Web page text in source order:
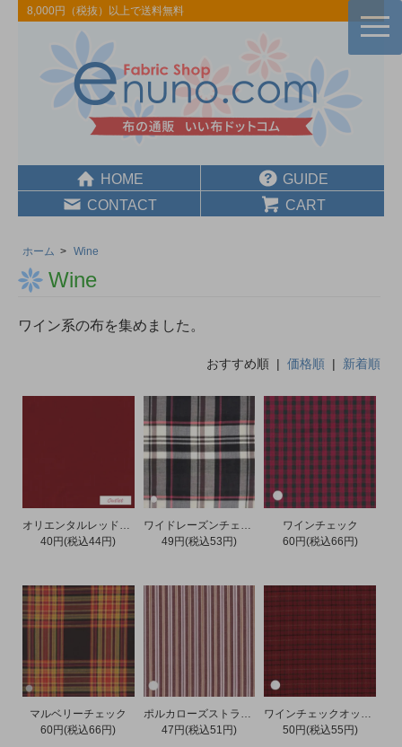
8,000円（税抜）以上で送料無料
HOME
GUIDE
CONTACT
CART
ホーム > Wine
Wine
ワイン系の布を集めました。
おすすめ順 | 価格順| 新着順
40円(税込44円)
49円(税込53円)
ワインチェック
60円(税込66円)
マルベリーチェック
60円(税込66円)
ポルカローズストライプ
47円(税込51円)
ワインチェックオックス
50円(税込55円)